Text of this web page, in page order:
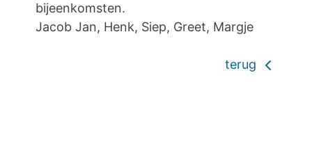
bijeenkomsten.
Jacob Jan, Henk, Siep, Greet, Margje
terug